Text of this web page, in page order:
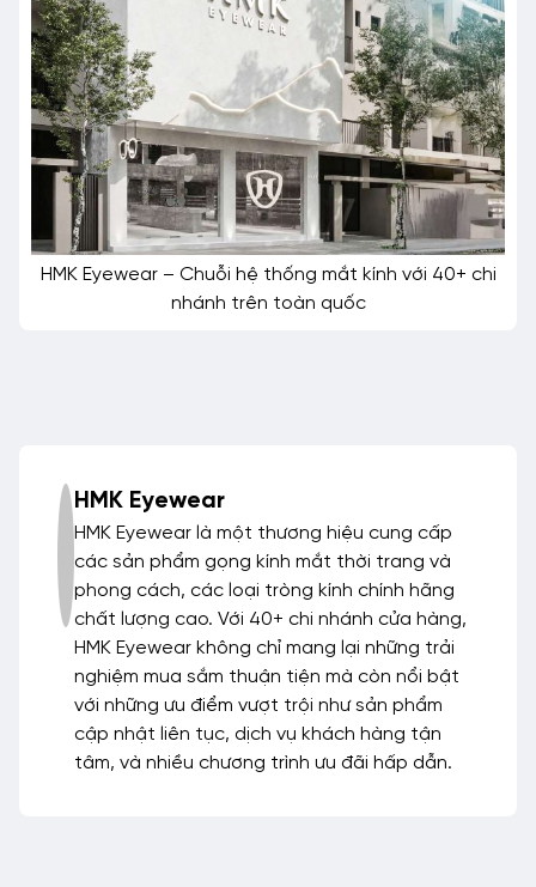
HMK Eyewear – Chuỗi hệ thống mắt kính với 40+ chi
nhánh trên toàn quốc
HMK Eyewear
HMK Eyewear là một thương hiệu cung cấp
các sản phẩm gọng kính mắt thời trang và
phong cách, các loại tròng kính chính hãng
chất lượng cao. Với 40+ chi nhánh cửa hàng,
HMK Eyewear không chỉ mang lại những trải
nghiệm mua sắm thuận tiện mà còn nổi bật
với những ưu điểm vượt trội như sản phẩm
cập nhật liên tục, dịch vụ khách hàng tận
tâm, và nhiều chương trình ưu đãi hấp dẫn.